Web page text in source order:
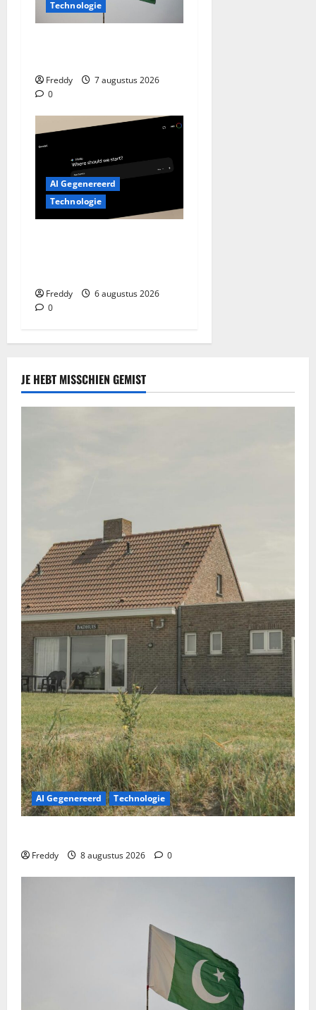
Technologie
Freddy
7 augustus 2026
0
AI Gegenereerd
Technologie
Freddy
6 augustus 2026
0
JE HEBT MISSCHIEN GEMIST
AI Gegenereerd Technologie
Freddy 8 augustus 2026 0